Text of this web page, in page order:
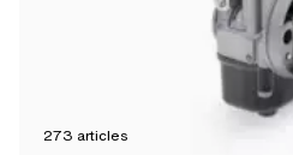
273 articles